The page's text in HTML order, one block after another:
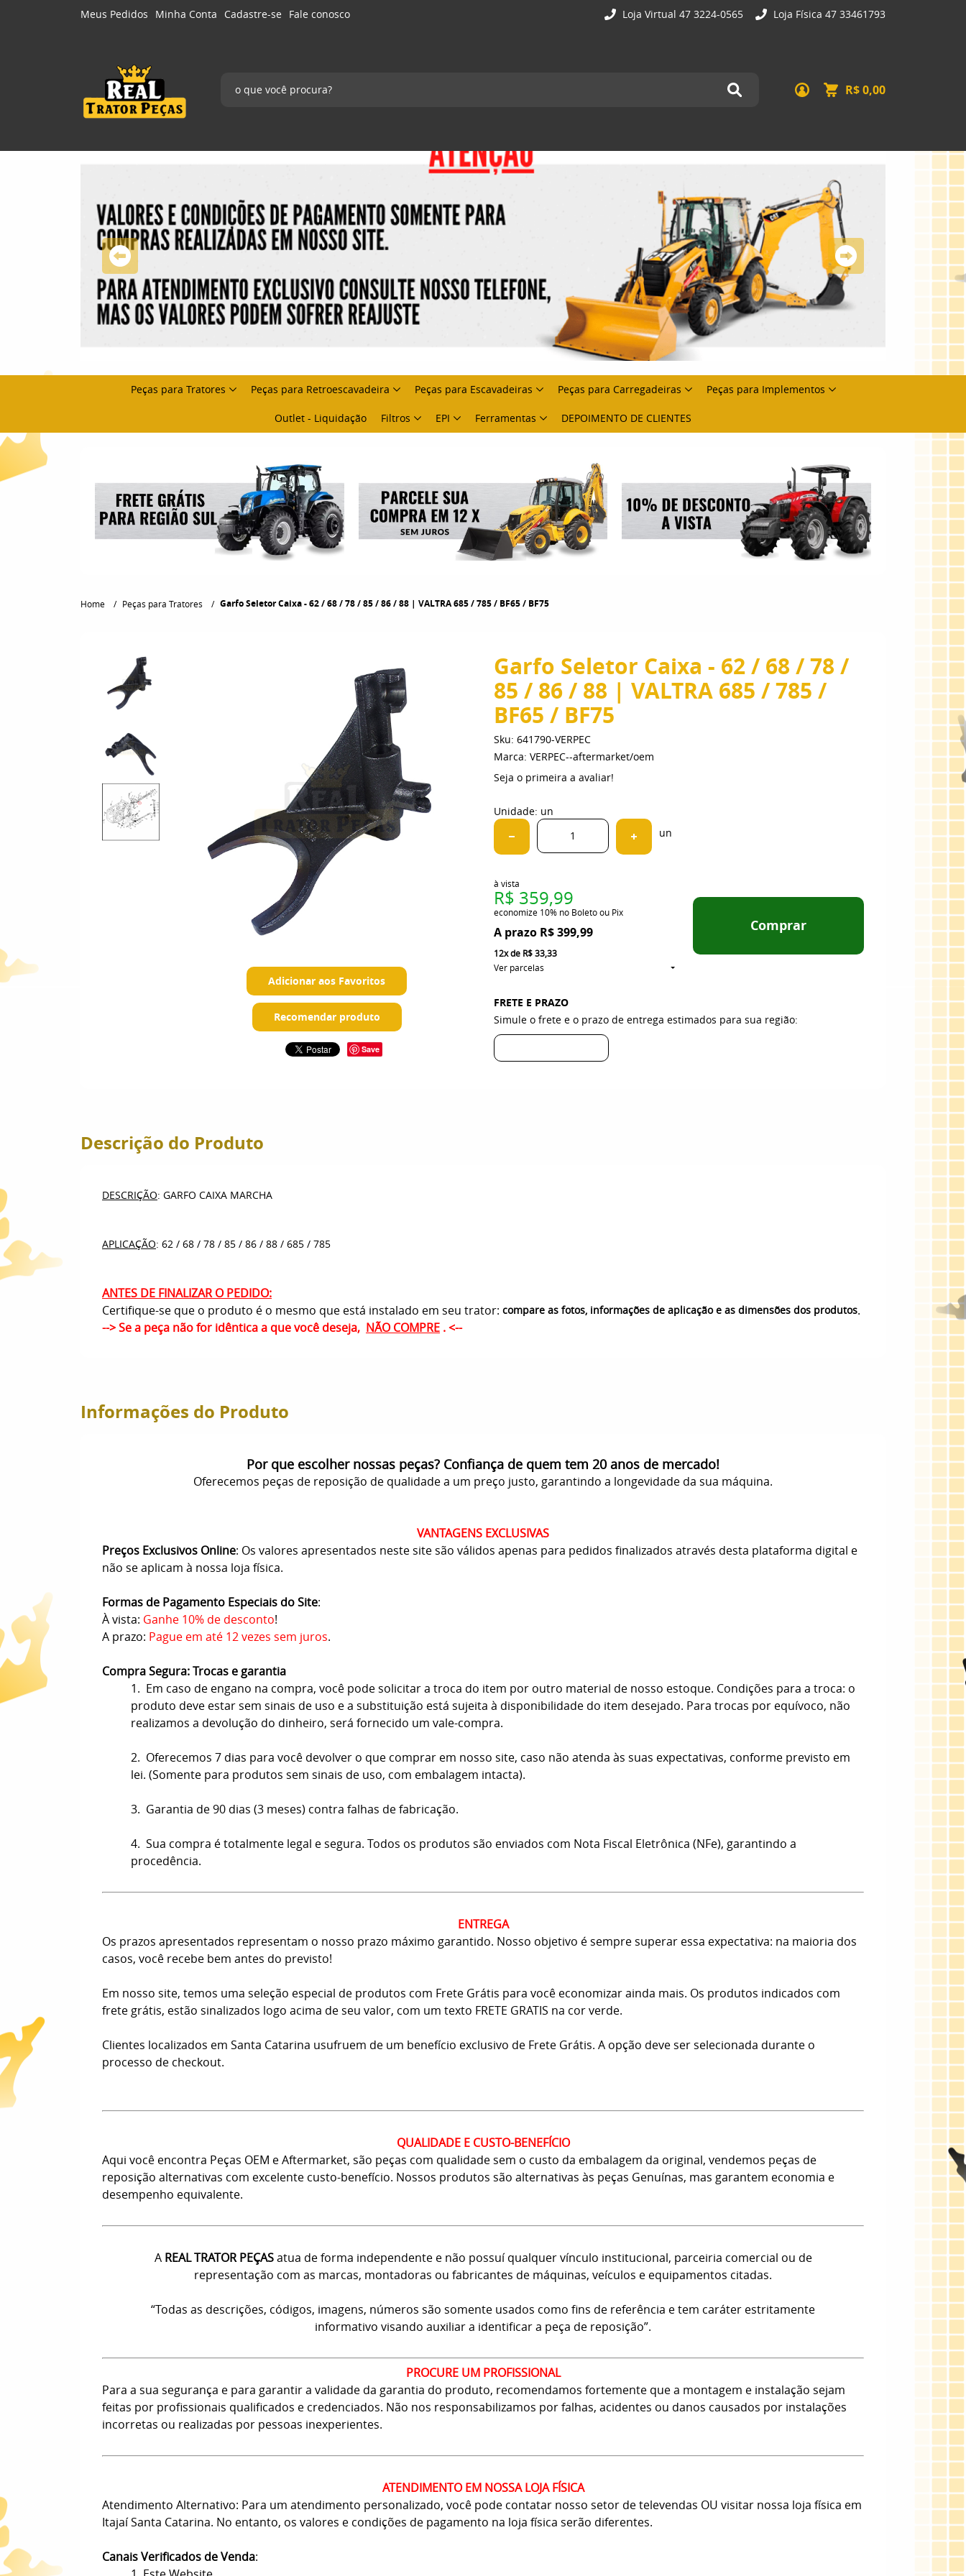
Meus Pedidos Minha Conta Cadastre-se Fale conosco Loja Virtual 47 3224-0565 Loja Física 47 33461793
R$ 0,00
Peças para Tratores Peças para Retroescavadeira Peças para Escavadeiras Peças para Carregadeiras Peças para Implementos
Outlet - Liquidação Filtros EPI Ferramentas DEPOIMENTO DE CLIENTES
Home Peças para Tratores Garfo Seletor Caixa - 62 / 68 / 78 / 85 / 86 / 88 | VALTRA 685 / 785 / BF65 / BF75
Adicionar aos Favoritos
Recomendar produto
Save
Garfo Seletor Caixa - 62 / 68 / 78 /
85 / 86 / 88 | VALTRA 685 / 785 /
BF65 / BF75
Sku: 641790-VERPEC
Marca: VERPEC--aftermarket/oem
Seja o primeira a avaliar!
Unidade: un
un
R$ 399,99
à vista
R$ 359,99
economize 10% no Boleto ou Pix
12xde R$ 33,33
Ver parcelas
Comprar
FRETE E PRAZO
Simule o frete e o prazo de entrega estimados para sua região:
Descrição do Produto
DESCRIÇÃO: GARFO CAIXA MARCHA
APLICAÇÃO: 62 / 68 / 78 / 85 / 86 / 88 / 685 / 785
ANTES DE FINALIZAR O PEDIDO:
Certifique-se que o produto é o mesmo que está instalado em seu trator: compare as fotos, informações de aplicação e as dimensões dos produtos.
--> Se a peça não for idêntica a que você deseja, NÃO COMPRE . <--
Informações do Produto
Por que escolher nossas peças? Confiança de quem tem 20 anos de mercado!
Oferecemos peças de reposição de qualidade a um preço justo, garantindo a longevidade da sua máquina.
VANTAGENS EXCLUSIVAS
Preços Exclusivos Online: Os valores apresentados neste site são válidos apenas para pedidos finalizados através desta plataforma digital e
não se aplicam à nossa loja física.
Formas de Pagamento Especiais do Site:
À vista: Ganhe 10% de desconto!
A prazo: Pague em até 12 vezes sem juros.
Compra Segura: Trocas e garantia
1. Em caso de engano na compra, você pode solicitar a troca do item por outro material de nosso estoque. Condições para a troca: o
produto deve estar sem sinais de uso e a substituição está sujeita à disponibilidade do item desejado. Para trocas por equívoco, não
realizamos a devolução do dinheiro, será fornecido um vale-compra.
2. Oferecemos 7 dias para você devolver o que comprar em nosso site, caso não atenda às suas expectativas, conforme previsto em
lei. (Somente para produtos sem sinais de uso, com embalagem intacta).
3. Garantia de 90 dias (3 meses) contra falhas de fabricação.
4. Sua compra é totalmente legal e segura. Todos os produtos são enviados com Nota Fiscal Eletrônica (NFe), garantindo a
procedência.
ENTREGA
Os prazos apresentados representam o nosso prazo máximo garantido. Nosso objetivo é sempre superar essa expectativa: na maioria dos
casos, você recebe bem antes do previsto!
Em nosso site, temos uma seleção especial de produtos com Frete Grátis para você economizar ainda mais. Os produtos indicados com
frete grátis, estão sinalizados logo acima de seu valor, com um texto FRETE GRATIS na cor verde.
Clientes localizados em Santa Catarina usufruem de um benefício exclusivo de Frete Grátis. A opção deve ser selecionada durante o
processo de checkout.
QUALIDADE E CUSTO-BENEFÍCIO
Aqui você encontra Peças OEM e Aftermarket, são peças com qualidade sem o custo da embalagem da original, vendemos peças de
reposição alternativas com excelente custo-benefício. Nossos produtos são alternativas às peças Genuínas, mas garantem economia e
desempenho equivalente.
A REAL TRATOR PEÇASatua de forma independente e não possuí qualquer vínculo institucional, parceiria comercial ou de
representação com as marcas, montadoras ou fabricantes de máquinas, veículos e equipamentos citadas.
“Todas as descrições, códigos, imagens, números são somente usados como fins de referência e tem caráter estritamente
informativo visando auxiliar a identificar a peça de reposição”.
PROCURE UM PROFISSIONAL
Para a sua segurança e para garantir a validade da garantia do produto, recomendamos fortemente que a montagem e instalação sejam
feitas por profissionais qualificados e credenciados. Não nos responsabilizamos por falhas, acidentes ou danos causados por instalações
incorretas ou realizadas por pessoas inexperientes.
ATENDIMENTO EM NOSSA LOJA FÍSICA
Atendimento Alternativo: Para um atendimento personalizado, você pode contatar nosso setor de televendas OU visitar nossa loja física em
Itajaí Santa Catarina. No entanto, os valores e condições de pagamento na loja física serão diferentes.
Canais Verificados de Venda: